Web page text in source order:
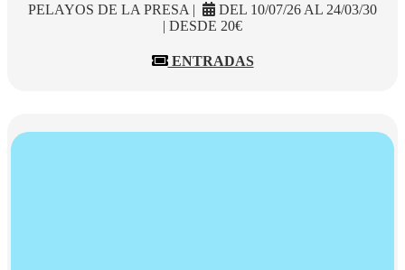
PELAYOS DE LA PRESA |
DEL 10/07/26 AL 24/03/30
| DESDE 20€
ENTRADAS